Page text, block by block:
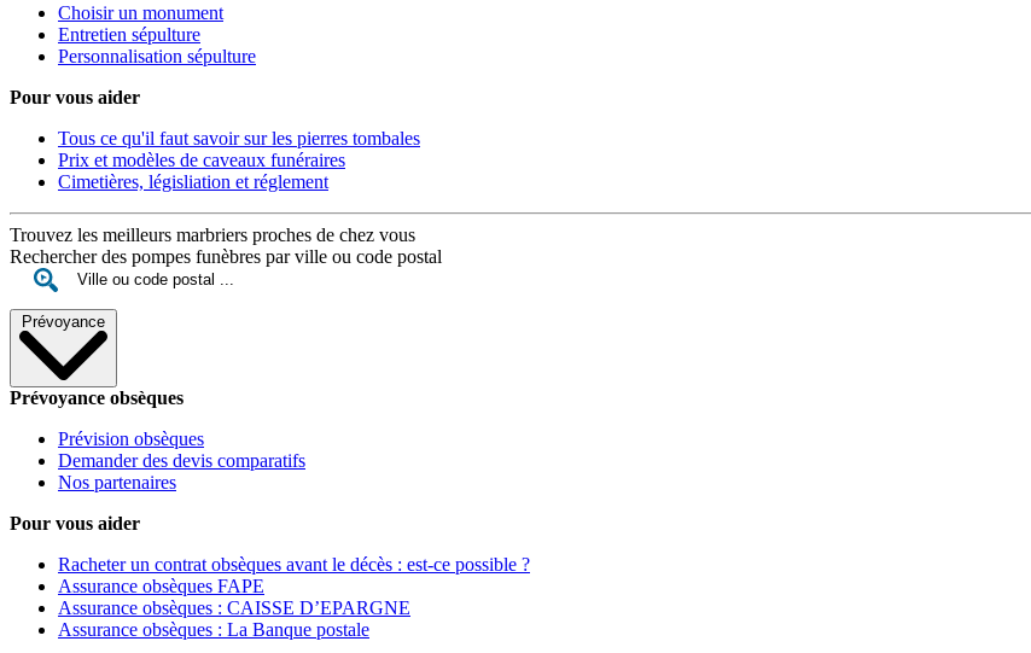
Choisir un monument
Entretien sépulture
Personnalisation sépulture
Pour vous aider
Tous ce qu'il faut savoir sur les pierres tombales
Prix et modèles de caveaux funéraires
Cimetières, législiation et réglement
Trouvez les meilleurs marbriers proches de chez vous
Rechercher des pompes funèbres par ville ou code postal
Prévoyance
Prévoyance obsèques
Prévision obsèques
Demander des devis comparatifs
Nos partenaires
Pour vous aider
Racheter un contrat obsèques avant le décès : est-ce possible ?
Assurance obsèques FAPE
Assurance obsèques : CAISSE D’EPARGNE
Assurance obsèques : La Banque postale